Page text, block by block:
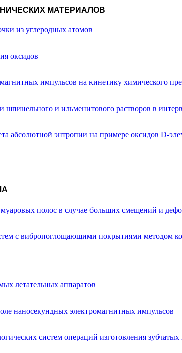
МАТЕРИАЛОВ
из углеродных атомов
оксидов
импульсов на кинетику химического
и ильменитового растворов в
абсолютной энтропии на примере оксидов D-
полос в случае больших смещений и
с вибропоглощающими покрытиями методом
летательных аппаратов
наносекундных электромагнитных импульсов
систем операций изготовления